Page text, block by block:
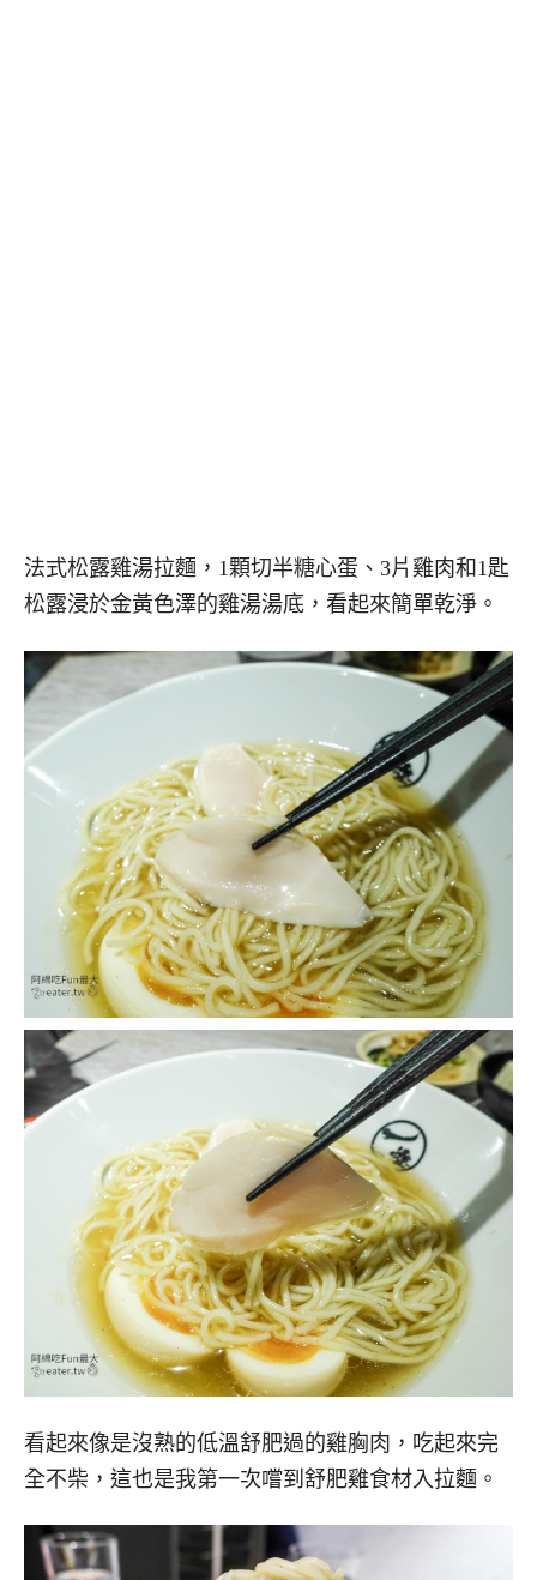
法式松露雞湯拉麵，1顆切半糖心蛋、3片雞肉和1匙
松露浸於金黃色澤的雞湯湯底，看起來簡單乾淨。
看起來像是沒熟的低溫舒肥過的雞胸肉，吃起來完
全不柴，這也是我第一次嚐到舒肥雞食材入拉麵。